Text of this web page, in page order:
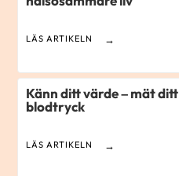
LÄS ARTIKELN
Känn ditt värde – mät ditt
blodtryck
LÄS ARTIKELN